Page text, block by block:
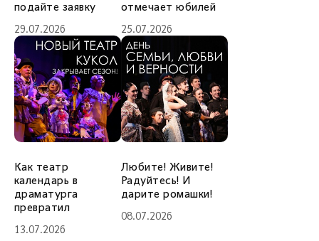
подайте заявку
29.07.2026
отмечает юбилей
25.07.2026
Как театр
календарь в
драматурга
превратил
13.07.2026
Любите! Живите!
Радуйтесь! И
дарите ромашки!
08.07.2026